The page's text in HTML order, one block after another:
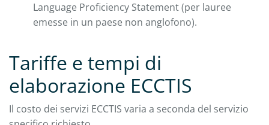
Language Proficiency Statement (per lauree
emesse in un paese non anglofono).
Tariffe e tempi di
elaborazione ECCTIS
Il costo dei servizi ECCTIS varia a seconda del servizio